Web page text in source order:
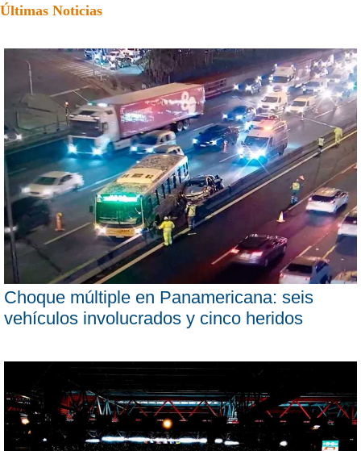
Últimas Noticias
Choque múltiple en Panamericana: seis
vehículos involucrados y cinco heridos